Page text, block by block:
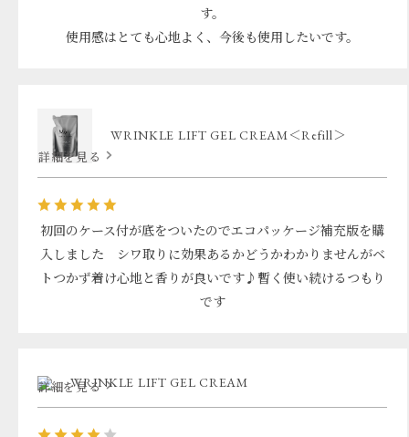
す。
使用感はとても心地よく、今後も使用したいです。
WRINKLE LIFT GEL CREAM＜Refill＞
詳細を見る
初回のケース付が底をついたのでエコパッケージ補充版を購
入しました シワ取りに効果あるかどうかわかりませんがベ
トつかず着け心地と香りが良いです♪暫く使い続けるつもり
です
WRINKLE LIFT GEL CREAM
詳細を見る